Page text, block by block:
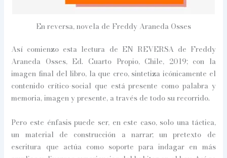
En reversa, novela de Freddy Araneda Osses
Así comienzo esta lectura de EN REVERSA de Freddy
Araneda Osses, Ed. Cuarto Propio, Chile, 2019; con la
imagen final del libro, la que creo, sintetiza icónicamente el
contenido crítico-social que está presente como palabra y
memoria, imagen y presente, a través de todo su recorrido.
Pero este énfasis puede ser, en este caso, solo una táctica,
un material de construcción a narrar; un pretexto de
escritura que actúa como soporte para indagar en más